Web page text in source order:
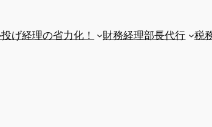
げ経理の省力化！ 財務経理部長代行 税